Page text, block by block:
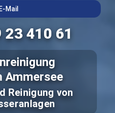
E-Mail
23 410 61
Ammersee
Reinigung von